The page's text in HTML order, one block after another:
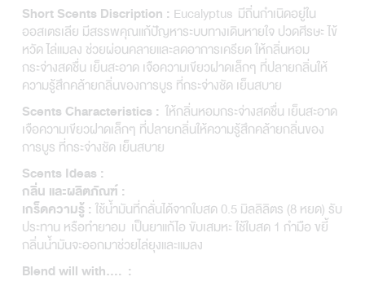
Short Scents Discription : Eucalyptus มีถิ่นกำเนิดอยู่ใน
ออสเตรเลีย มีสรรพคุณแก้ปัญหาระบบทางเดินหายใจ ปวดศีรษะ ไข้
หวัด ไล่แมลง ช่วยผ่อนคลายและลดอาการเครียด ให้กลิ่นหอม
กระจ่างสดชื่น เย็นสะอาด เจือความเขียวฝาดเล็กๆ ที่ปลายกลิ่นให้
ความรู้สึกคล้ายกลิ่นของการบูร ที่กระจ่างชัด เย็นสบาย
Scents Characteristics : ให้กลิ่นหอมกระจ่างสดชื่น เย็นสะอาด
เจือความเขียวฝาดเล็กๆ ที่ปลายกลิ่นให้ความรู้สึกคล้ายกลิ่นของ
การบูร ที่กระจ่างชัด เย็นสบาย
Scents Ideas :
กลิ่น และผลิตภัณฑ์ :
เกร็ดความรู้ : ใช้น้ำมันที่กลั่นได้จากใบสด 0.5 มิลลิลิตร (8 หยด) รับ
ประทาน หรือทำยาอม เป็นยาแก้ไอ ขับเสมหะ ใช้ใบสด 1 กำมือ ขยี้
กลิ่นน้ำมันจะออกมาช่วยไล่ยุงและแมลง
Blend will with…. :